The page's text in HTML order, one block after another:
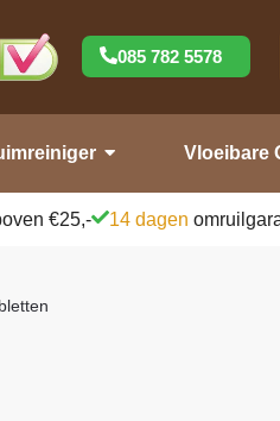
085 782 5578
Vloeibare
€25,- 14 dagen